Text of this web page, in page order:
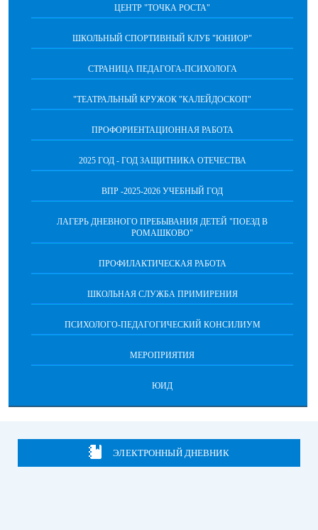
ЦЕНТР "ТОЧКА РОСТА"
ШКОЛЬНЫЙ СПОРТИВНЫЙ КЛУБ "ЮНИОР"
СТРАНИЦА ПЕДАГОГА-ПСИХОЛОГА
"ТЕАТРАЛЬНЫЙ КРУЖОК "КАЛЕЙДОСКОП"
ПРОФОРИЕНТАЦИОННАЯ РАБОТА
2025 ГОД - ГОД ЗАЩИТНИКА ОТЕЧЕСТВА
ВПР -2025-2026 УЧЕБНЫЙ ГОД
ЛАГЕРЬ ДНЕВНОГО ПРЕБЫВАНИЯ ДЕТЕЙ "ПОЕЗД В
РОМАШКОВО"
ПРОФИЛАКТИЧЕСКАЯ РАБОТА
ШКОЛЬНАЯ СЛУЖБА ПРИМИРЕНИЯ
ПСИХОЛОГО-ПЕДАГОГИЧЕСКИЙ КОНСИЛИУМ
МЕРОПРИЯТИЯ
ЮИД
ЭЛЕКТРОННЫЙ ДНЕВНИК